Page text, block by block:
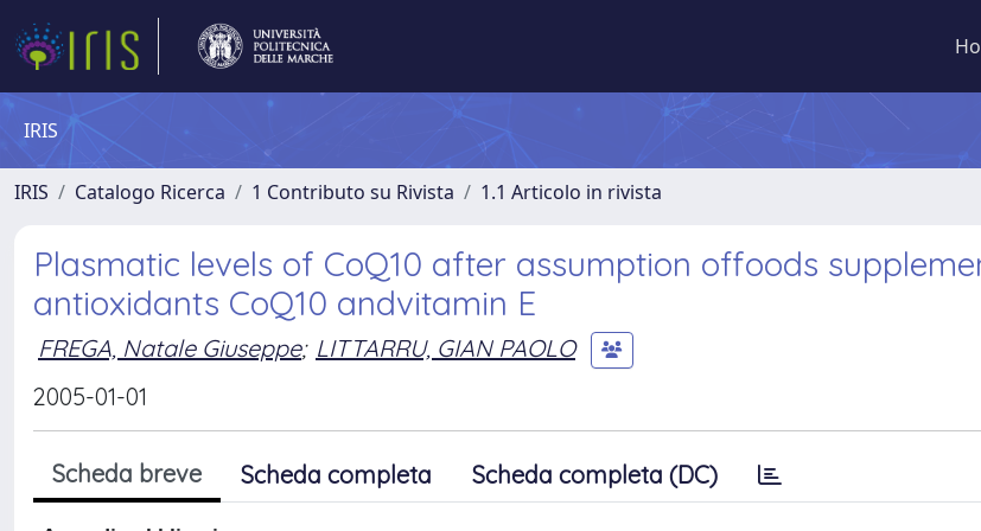
IRIS
IRIS Catalogo Ricerca 1 Contributo su Rivista 1.1 Articolo in rivista
Plasmatic levels of CoQ10 after assumption offoods
antioxidants CoQ10 andvitamin E
FREGA, Natale Giuseppe; LITTARRU, GIAN PAOLO
2005-01-01
Scheda breve Scheda completa Scheda completa (DC)